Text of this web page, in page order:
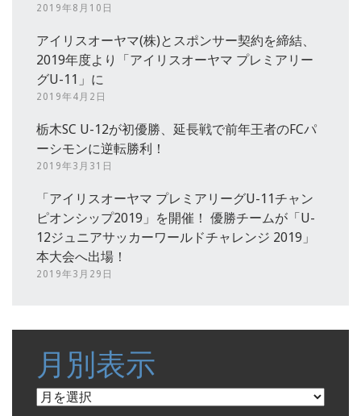
2019年8月10日
アイリスオーヤマ(株)とスポンサー契約を締結、
2019年度より「アイリスオーヤマ プレミアリー
グU-11」に
2019年4月2日
栃木SC U-12が初優勝、延長戦で前年王者のFCパ
ーシモンに逆転勝利！
2019年3月31日
「アイリスオーヤマ プレミアリーグU-11チャン
ピオンシップ2019」を開催！ 優勝チームが「U-
12ジュニアサッカーワールドチャレンジ 2019」
本大会へ出場！
2019年3月29日
月別表示
月